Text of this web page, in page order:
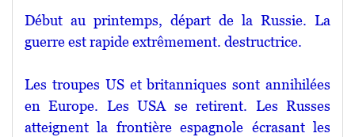
Début au printemps, départ de la Russie. La
guerre est rapide extrêmement. destructrice.
Les troupes US et britanniques sont annihilées
en Europe. Les USA se retirent. Les Russes
atteignent la frontière espagnole écrasant les